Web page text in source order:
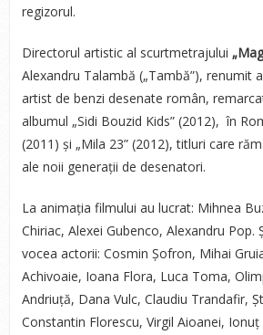
regizorul.
Directorul artistic al scurtmetrajului
Alexandru Talambă („Tambă”), renumit
artist de benzi desenate român,
albumul „Sidi Bouzid Kids” (2012), în
(2011) și „Mila 23” (2012), titluri care
ale noii generații de desenatori.
La animația filmului au lucrat: Mihnea
Chiriac, Alexei Gubenco, Alexandru Pop.
vocea actorii: Cosmin Șofron, Mihai
Achivoaie, Ioana Flora, Luca Toma,
Andriuță, Dana Vulc, Claudiu Trandafir,
Constantin Florescu, Virgil Aioanei,